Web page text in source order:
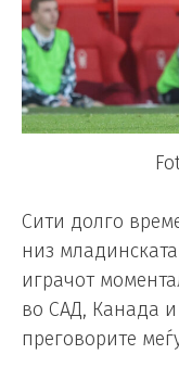
Сити долго
низ
играчот
во САД, Канада и
преговорите